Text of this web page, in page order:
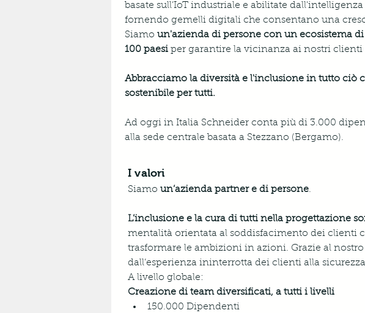
basate sull’IoT industriale e abilitate
fornendo gemelli digitali che consentano una
Siamo un'azienda di persone con un ecosistema
100 paesi per garantire la vicinanza ai nostri clienti
Abbracciamo la diversità e l'inclusione in tutto
sostenibile per tutti.
Ad oggi in Italia Schneider conta più di 3.000
alla sede centrale basata a Stezzano (Bergamo).
I valori
Siamo un’azienda partner e di persone.
L’inclusione e la cura di tutti nella progettazione
mentalità orientata al soddisfacimento dei clienti
trasformare le ambizioni in azioni. Grazie al
dall’esperienza ininterrotta dei clienti alla
A livello globale:
Creazione di team diversificati, a tutti i livelli
150.000 Dipendenti